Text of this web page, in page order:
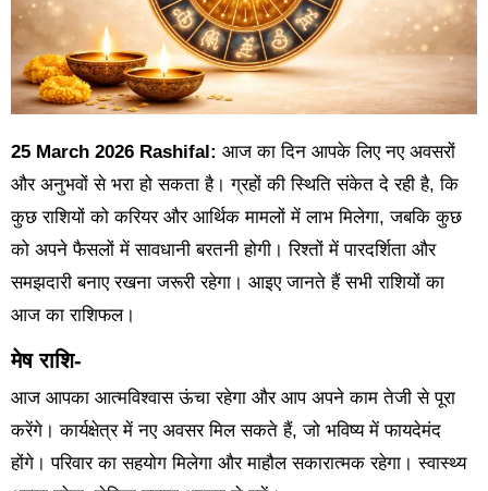
25 March 2026 Rashifal: आज का दिन आपके लिए नए अवसरों
और अनुभवों से भरा हो सकता है। ग्रहों की स्थिति संकेत दे रही है, कि
कुछ राशियों को करियर और आर्थिक मामलों में लाभ मिलेगा, जबकि कुछ
को अपने फैसलों में सावधानी बरतनी होगी। रिश्तों में पारदर्शिता और
समझदारी बनाए रखना जरूरी रहेगा। आइए जानते हैं सभी राशियों का
आज का राशिफल।
मेष राशि-
आज आपका आत्मविश्वास ऊंचा रहेगा और आप अपने काम तेजी से पूरा
करेंगे। कार्यक्षेत्र में नए अवसर मिल सकते हैं, जो भविष्य में फायदेमंद
होंगे। परिवार का सहयोग मिलेगा और माहौल सकारात्मक रहेगा। स्वास्थ्य